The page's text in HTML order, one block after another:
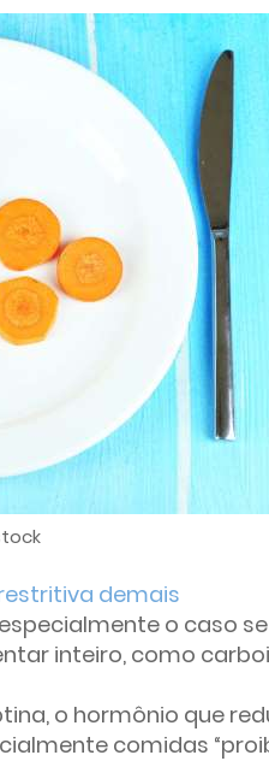
demais
o caso
inteiro, como
o hormônio que
comidas